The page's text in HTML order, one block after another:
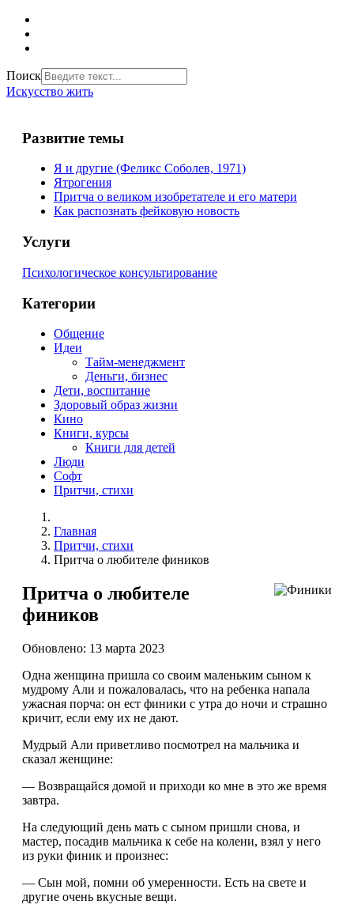
Поиск
Искусство жить
Развитие темы
Я и другие (Феликс Соболев, 1971)
Ятрогения
Притча о великом изобретателе и его матери
Как распознать фейковую новость
Услуги
Психологическое консультирование
Категории
Общение
Идеи
Тайм-менеджмент
Деньги, бизнес
Дети, воспитание
Здоровый образ жизни
Кино
Книги, курсы
Книги для детей
Люди
Софт
Притчи, стихи
Главная
Притчи, стихи
Притча о любителе фиников
Притча о любителе
фиников
Обновлено: 13 марта 2023
Одна женщина пришла со своим маленьким сыном к
мудрому Али и пожаловалась, что на ребенка напала
ужасная порча: он ест финики с утра до ночи и страшно
кричит, если ему их не дают.
Мудрый Али приветливо посмотрел на мальчика и
сказал женщине:
— Возвращайся домой и приходи ко мне в это же время
завтра.
На следующий день мать с сыном пришли снова, и
мастер, посадив мальчика к себе на колени, взял у него
из руки финик и произнес:
— Сын мой, помни об умеренности. Есть на свете и
другие очень вкусные вещи.